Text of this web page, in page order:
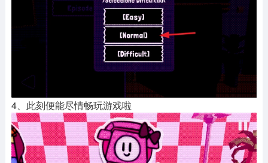
4、此刻便能尽情畅玩游戏啦